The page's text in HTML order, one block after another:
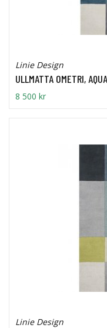
Linie Design
ULLMATTA OMETRI, AQUA
8 500 kr
Linie Design